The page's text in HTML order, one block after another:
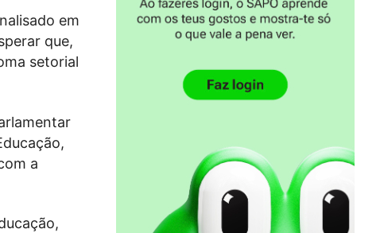
em
que,
setorial
a